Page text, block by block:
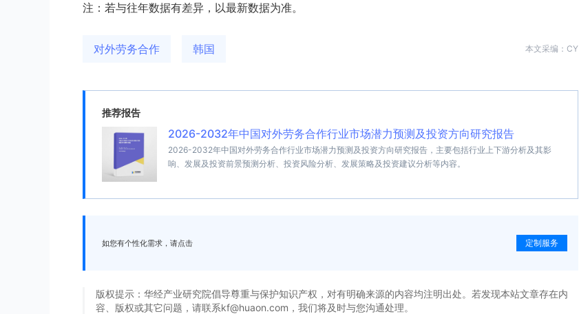
注：若与往年数据有差异，以最新数据为准。
对外劳务合作 韩国 本文采编：CY
推荐报告
2026-2032年中国对外劳务合作行业市场潜力预测及投资方向研究报告
2026-2032年中国对外劳务合作行业市场潜力预测及投资方向研究报告，主要包括行业上下游分析及其影
响、发展及投资前景预测分析、投资风险分析、发展策略及投资建议分析等内容。
如您有个性化需求，请点击 定制服务
版权提示：华经产业研究院倡导尊重与保护知识产权，对有明确来源的内容均注明出处。若发现本站文章存在内
容、版权或其它问题，请联系kf@huaon.com，我们将及时与您沟通处理。